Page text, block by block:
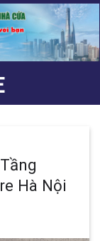
Hà Nội